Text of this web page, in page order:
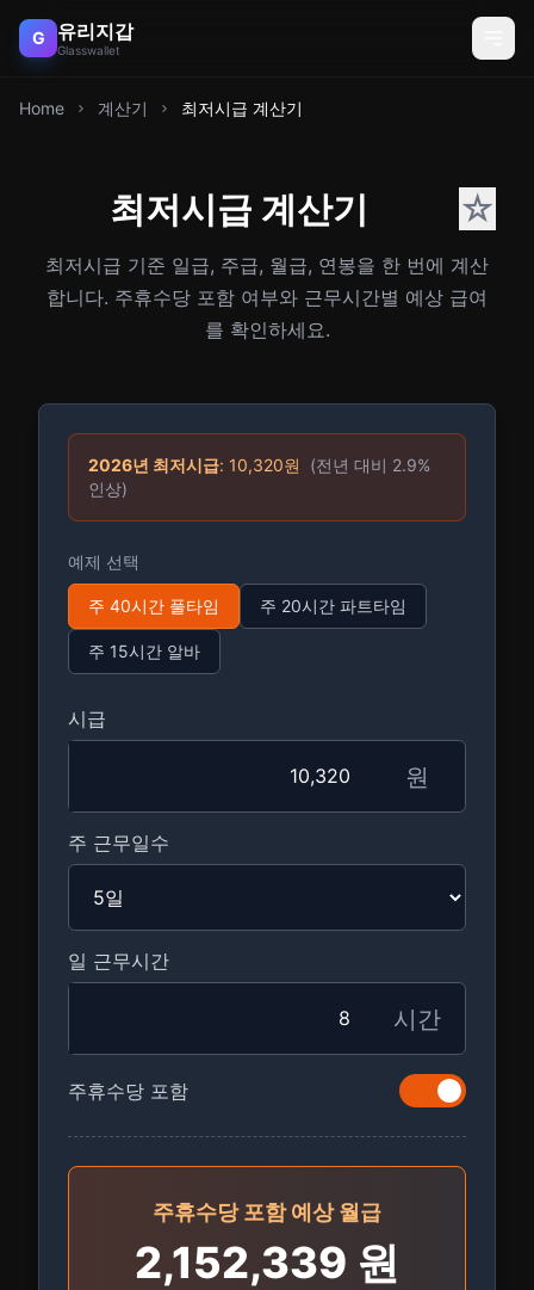
G 유리지갑
Glasswallet
Home 계산기 최저시급 계산기
최저시급 계산기 ☆
최저시급 기준 일급, 주급, 월급, 연봉을 한 번에 계산
합니다. 주휴수당 포함 여부와 근무시간별 예상 급여
를 확인하세요.
2026년 최저시급: 10,320원 (전년 대비 2.9%
인상)
예제 선택
주 40시간 풀타임 주 20시간 파트타임
주 15시간 알바
시급
원
주 근무일수
일 근무시간
시간
주휴수당 포함
주휴수당 포함예상 월급
2,152,339 원